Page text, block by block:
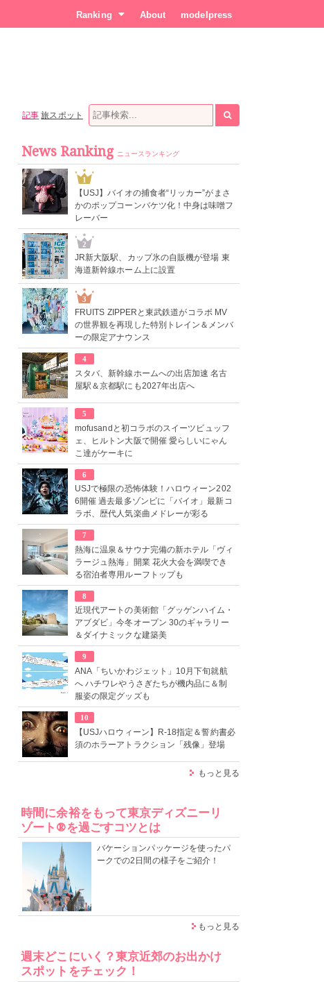
Ranking About modelpress
記事 旅スポット
News Ranking ニュースランキング
1
【USJ】バイオの捕食者“リッカー”がまさ
かのポップコーンバケツ化！中身は味噌フ
レーバー
2
JR新大阪駅、カップ氷の自販機が登場 東
海道新幹線ホーム上に設置
3
FRUITS ZIPPERと東武鉄道がコラボ MV
の世界観を再現した特別トレイン＆メンバ
ーの限定アナウンス
4
スタバ、新幹線ホームへの出店加速 名古
屋駅＆京都駅にも2027年出店へ
5
mofusandと初コラボのスイーツビュッフ
ェ、ヒルトン大阪で開催 愛らしいにゃん
こ達がケーキに
6
USJで極限の恐怖体験！ハロウィーン202
6開催 過去最多ゾンビに「バイオ」最新コ
ラボ、歴代人気楽曲メドレーが彩る
7
熱海に温泉＆サウナ完備の新ホテル「ヴィ
ラージュ熱海」開業 花火大会を満喫でき
る宿泊者専用ルーフトップも
8
近現代アートの美術館「グッゲンハイム・
アブダビ」今冬オープン 30のギャラリー
＆ダイナミックな建築美
9
ANA「ちいかわジェット」10月下旬就航
へ ハチワレやうさぎたちが機内品に＆制
服姿の限定グッズも
10
【USJハロウィーン】R-18指定＆誓約書必
須のホラーアトラクション「残像」登場
もっと見る
時間に余裕をもって東京ディズニーリ
ゾート®を過ごすコツとは
バケーションパッケージを使ったパ
ークでの2日間の様子をご紹介！
もっと見る
週末どこにいく？東京近郊のお出かけ
スポットをチェック！